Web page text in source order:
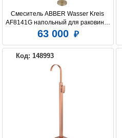
Смеситель ABBER Wasser Kreis
AF8141G напольный для раковины,
золото матовое
63 000
Код: 148993